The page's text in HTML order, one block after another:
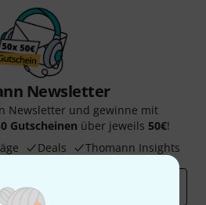
Newsletter
Newsletter und gewinne mit
Gutscheinen über jeweils 50€!
Deals Thomann Insights